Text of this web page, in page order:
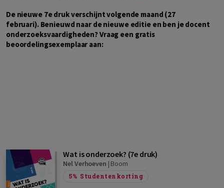
De nieuwe 7e druk verschijnt volgende maand (27
februari). Benieuwd naar de nieuwe editie en ben je docent
onderzoeksvaardigheden? Vraag een gratis
beoordelingsexemplaar aan:
Wat is onderzoek? (7e druk)
Nel Verhoeven | Boom
5% Studentenkorting